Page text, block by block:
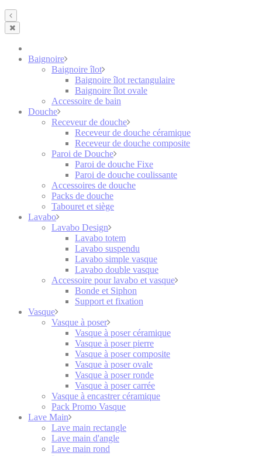
Baignoire
Baignoire îlot
Baignoire îlot rectangulaire
Baignoire îlot ovale
Accessoire de bain
Douche
Receveur de douche
Receveur de douche céramique
Receveur de douche composite
Paroi de Douche
Paroi de douche Fixe
Paroi de douche coulissante
Accessoires de douche
Packs de douche
Tabouret et siège
Lavabo
Lavabo Design
Lavabo totem
Lavabo suspendu
Lavabo simple vasque
Lavabo double vasque
Accessoire pour lavabo et vasque
Bonde et Siphon
Support et fixation
Vasque
Vasque à poser
Vasque à poser céramique
Vasque à poser pierre
Vasque à poser composite
Vasque à poser ovale
Vasque à poser ronde
Vasque à poser carrée
Vasque à encastrer céramique
Pack Promo Vasque
Lave Main
Lave main rectangle
Lave main d'angle
Lave main rond